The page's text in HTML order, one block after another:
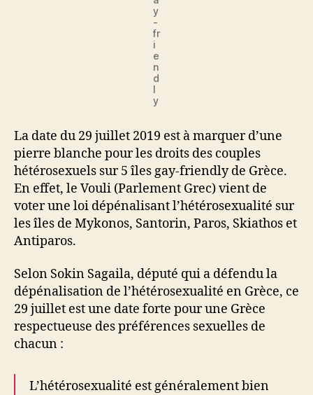
y
-
fr
i
e
n
d
l
y
La date du 29 juillet 2019 est à marquer d’une
pierre blanche pour les droits des couples
hétérosexuels sur 5 îles gay-friendly de Grèce.
En effet, le Vouli (Parlement Grec) vient de
voter une loi dépénalisant l’hétérosexualité sur
les îles de Mykonos, Santorin, Paros, Skiathos et
Antiparos.
Selon Sokin Sagaila, député qui a défendu la
dépénalisation de l’hétérosexualité en Grèce, ce
29 juillet est une date forte pour une Grèce
respectueuse des préférences sexuelles de
chacun :
L’hétérosexualité est généralement bien